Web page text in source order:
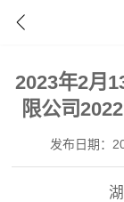
2023年2月
限公司
发布日期：
湖南